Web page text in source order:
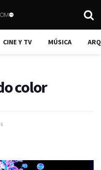
CINE Y TV MÚSICA
color